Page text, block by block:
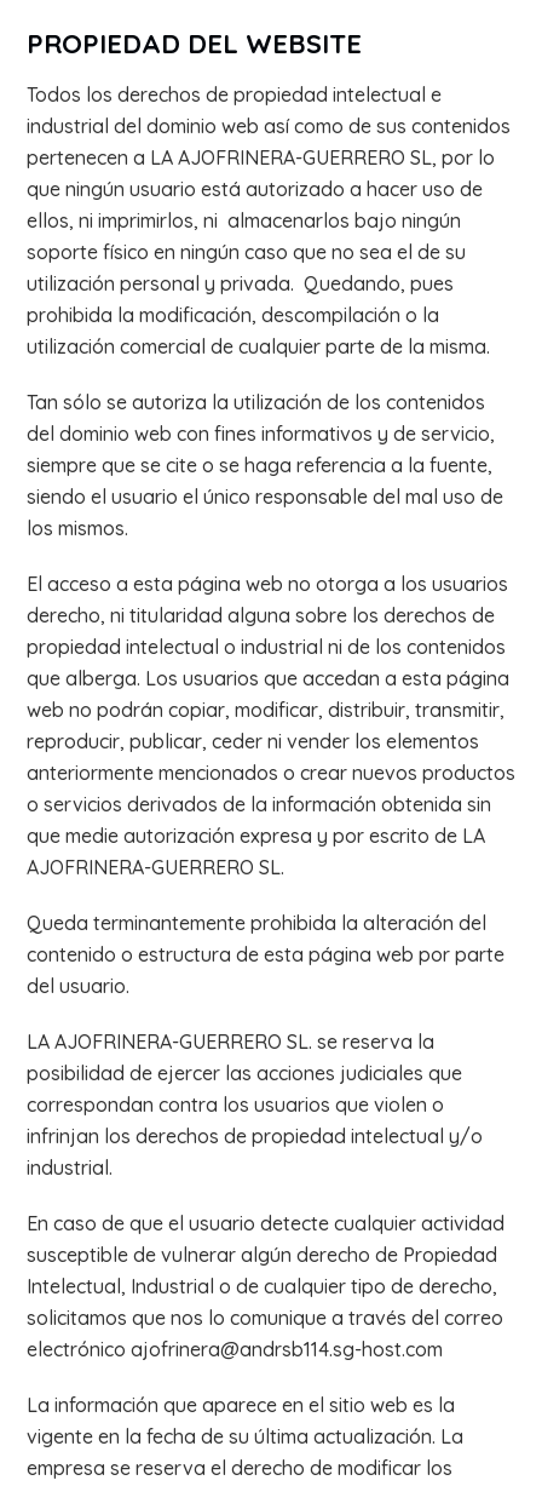
PROPIEDAD DEL WEBSITE
Todos los derechos de propiedad intelectual e
industrial del dominio web así como de sus contenidos
pertenecen a LA AJOFRINERA-GUERRERO SL, por lo
que ningún usuario está autorizado a hacer uso de
ellos, ni imprimirlos, ni almacenarlos bajo ningún
soporte físico en ningún caso que no sea el de su
utilización personal y privada. Quedando, pues
prohibida la modificación, descompilación o la
utilización comercial de cualquier parte de la misma.
Tan sólo se autoriza la utilización de los contenidos
del dominio web con fines informativos y de servicio,
siempre que se cite o se haga referencia a la fuente,
siendo el usuario el único responsable del mal uso de
los mismos.
El acceso a esta página web no otorga a los usuarios
derecho, ni titularidad alguna sobre los derechos de
propiedad intelectual o industrial ni de los contenidos
que alberga. Los usuarios que accedan a esta página
web no podrán copiar, modificar, distribuir, transmitir,
reproducir, publicar, ceder ni vender los elementos
anteriormente mencionados o crear nuevos productos
o servicios derivados de la información obtenida sin
que medie autorización expresa y por escrito de LA
AJOFRINERA-GUERRERO SL.
Queda terminantemente prohibida la alteración del
contenido o estructura de esta página web por parte
del usuario.
LA AJOFRINERA-GUERRERO SL. se reserva la
posibilidad de ejercer las acciones judiciales que
correspondan contra los usuarios que violen o
infrinjan los derechos de propiedad intelectual y/o
industrial.
En caso de que el usuario detecte cualquier actividad
susceptible de vulnerar algún derecho de Propiedad
Intelectual, Industrial o de cualquier tipo de derecho,
solicitamos que nos lo comunique a través del correo
electrónico ajofrinera@andrsb114.sg-host.com
La información que aparece en el sitio web es la
vigente en la fecha de su última actualización. La
empresa se reserva el derecho de modificar los